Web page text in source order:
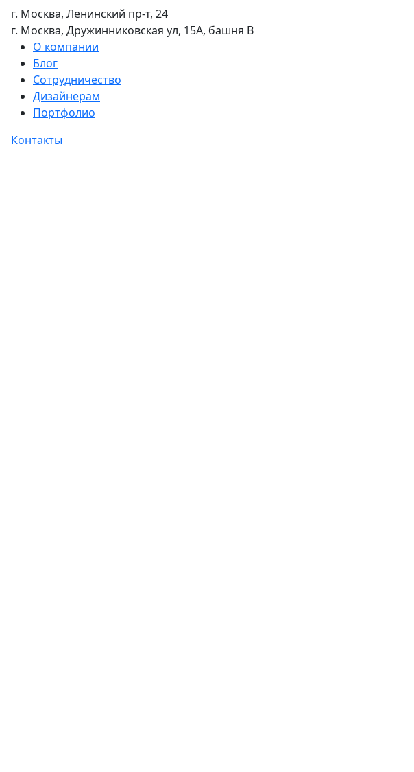
г. Москва, Ленинский пр-т, 24
г. Москва, Дружинниковская ул, 15А, башня В
О компании
Блог
Сотрудничество
Дизайнерам
Портфолио
Контакты